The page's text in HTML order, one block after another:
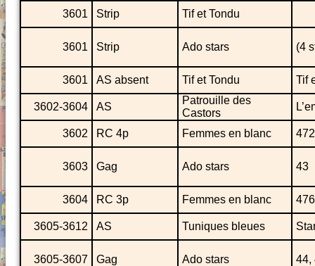
3601
Strip Tif et Tondu
3601 Strip Ado stars (4
3601 AS absent Tif et Tondu Tif
3602-3604 AS
Patrouille des
Castors
3602 RC 4p Femmes en blanc 472
3603 Gag Ado stars 43
3604 RC 3p Femmes en blanc 476
3605-3612 AS Tuniques bleues
3605-3607 Gag Ado stars 44,